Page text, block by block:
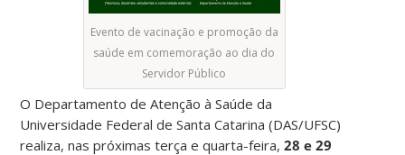
Evento de vacinação e promoção da
saúde em comemoração ao dia do
Servidor Público
O Departamento de Atenção à Saúde da
Universidade Federal de Santa Catarina (DAS/UFSC)
realiza, nas próximas terça e quarta-feira,28 e 29